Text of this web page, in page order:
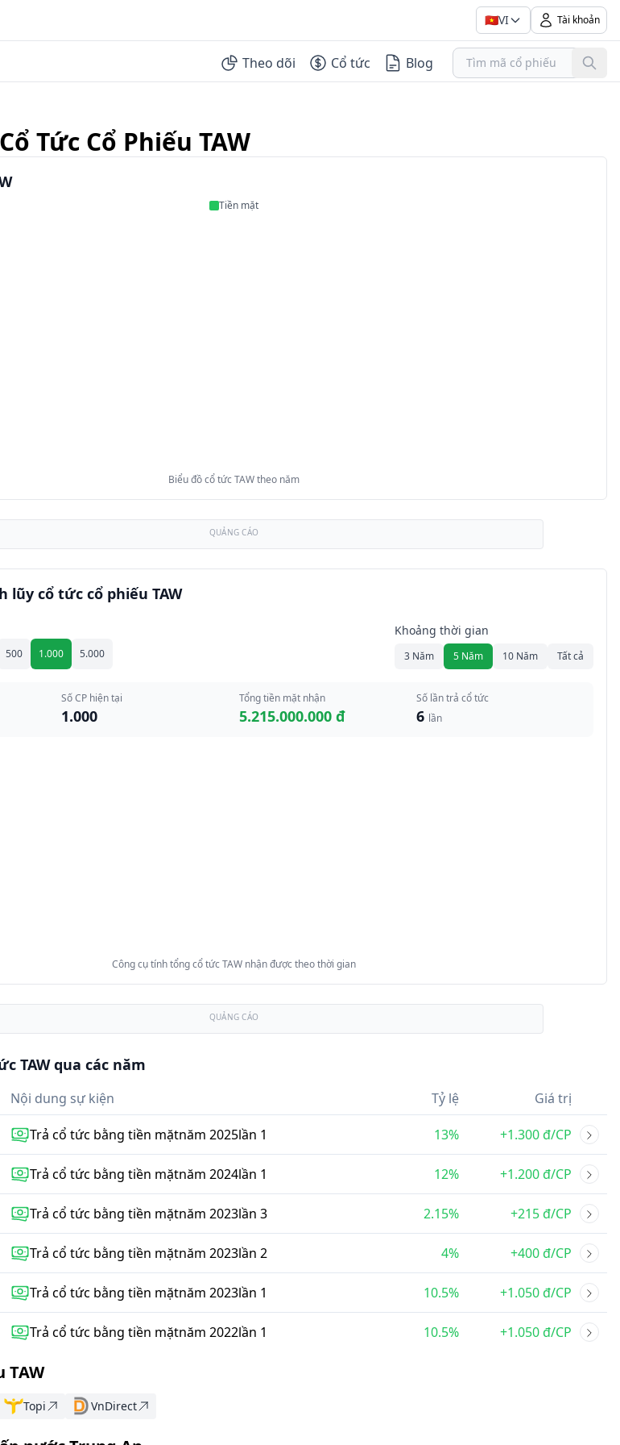
🇻🇳VI Tài khoản
Theo dõi Cổ tức Blog
Tức Cổ Phiếu TAW
Tiền mặt
Biểu đồ cổ tức TAW theo năm
QUẢNG CÁO
lũy cổ tức cổ phiếu TAW
500 1.000 5.000
Khoảng thời gian
3 Năm 5 Năm 10 Năm Tất cả
Số CP hiện tại
1.000
Tổng tiền mặt nhận
5.215.000.000 đ
Số lần trả cổ tức
6 lần
Công cụ tính tổng cổ tức TAW nhận được theo thời gian
QUẢNG CÁO
TAW qua các năm
Nội dung sự kiện Tỷ lệ Giá trị
Trả cổ tức bằng tiền mặtnăm 2025lần 1 13% +1.300 đ/CP
Trả cổ tức bằng tiền mặtnăm 2024lần 1 12% +1.200 đ/CP
Trả cổ tức bằng tiền mặtnăm 2023lần 3 2.15% +215 đ/CP
Trả cổ tức bằng tiền mặtnăm 2023lần 2 4% +400 đ/CP
Trả cổ tức bằng tiền mặtnăm 2023lần 1 10.5% +1.050 đ/CP
Trả cổ tức bằng tiền mặtnăm 2022lần 1 10.5% +1.050 đ/CP
TAW
Topi VnDirect